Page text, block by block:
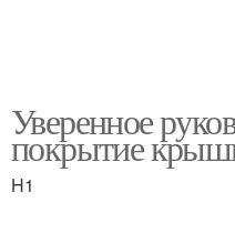
Уверенное
покрытие
H1